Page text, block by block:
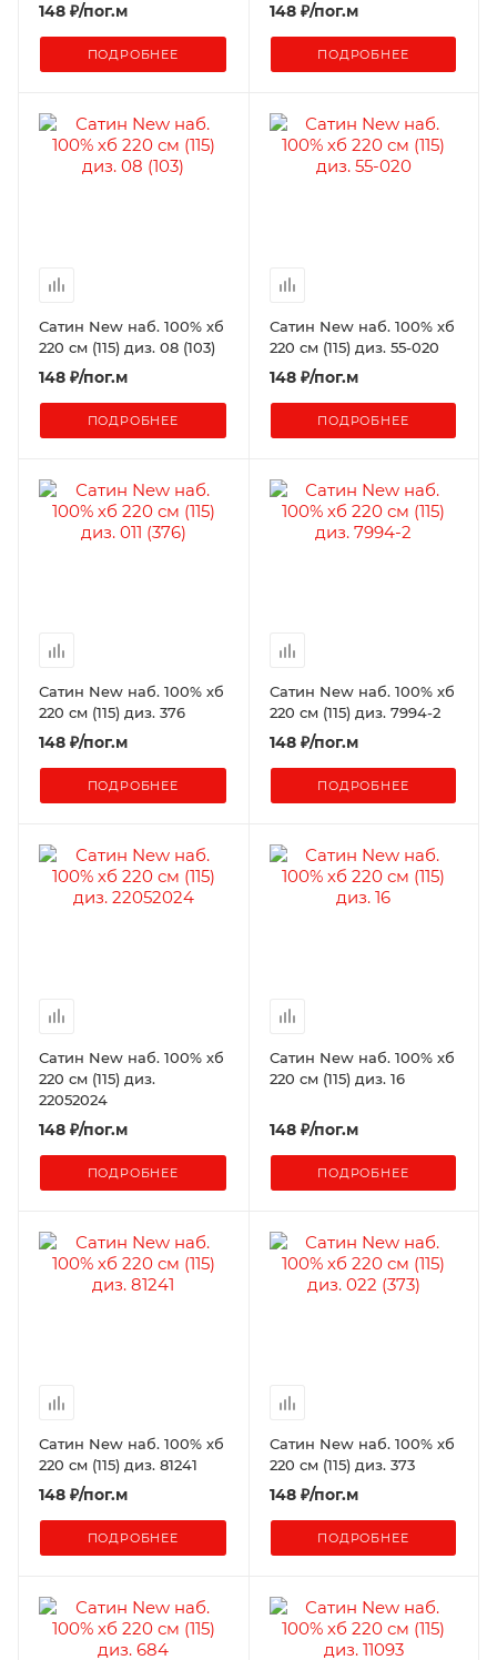
148 ₽/пог.м
ПОДРОБНЕЕ
148₽/пог.м
ПОДРОБНЕЕ
Сатин New наб. 100% хб
220 см (115) диз. 08 (103)
148 ₽/пог.м
ПОДРОБНЕЕ
Сатин New наб. 100% хб
220 см (115) диз. 55-020
148₽/пог.м
ПОДРОБНЕЕ
Сатин New наб. 100% хб
220 см (115) диз. 376
148 ₽/пог.м
ПОДРОБНЕЕ
Сатин New наб. 100% хб
220 см (115) диз. 7994-2
148₽/пог.м
ПОДРОБНЕЕ
Сатин New наб. 100% хб
220 см (115) диз.
22052024
148 ₽/пог.м
ПОДРОБНЕЕ
Сатин New наб. 100% хб
220 см (115) диз. 16
148₽/пог.м
ПОДРОБНЕЕ
Сатин New наб. 100% хб
220 см (115) диз. 81241
148 ₽/пог.м
ПОДРОБНЕЕ
Сатин New наб. 100% хб
220 см (115) диз. 373
148₽/пог.м
ПОДРОБНЕЕ